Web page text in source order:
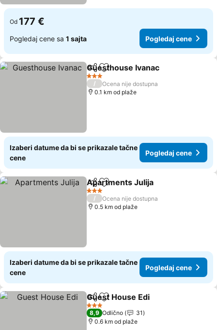
Od 177 €
Pogledaj cene sa 1 sajta Pogledaj cene
Deli Dodati u favorite
Guesthouse Ivanac
3 Zvezdice
/
Ocena nije dostupna
0.1 km od plaže
Izaberi datume da bi se prikazale tačne
cene
Pogledaj cene
Deli Dodati u favorite
Apartments Julija
3 Zvezdice
/
Ocena nije dostupna
0.5 km od plaže
Izaberi datume da bi se prikazale tačne
cene
Pogledaj cene
Deli Dodati u favorite
Guest House Edi
3 Zvezdice
8,9 Odlično
31
0.6 km od plaže